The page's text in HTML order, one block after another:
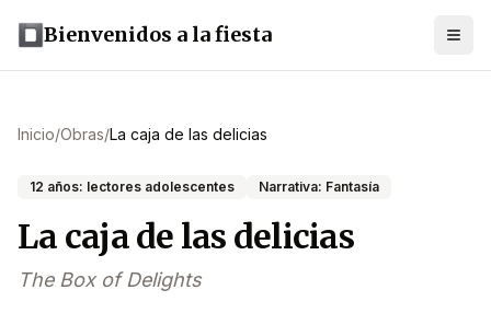
Bienvenidos a la fiesta
Inicio/Obras/La caja de las delicias
12 años: lectores adolescentes Narrativa: Fantasía
La caja de las delicias
The Box of Delights